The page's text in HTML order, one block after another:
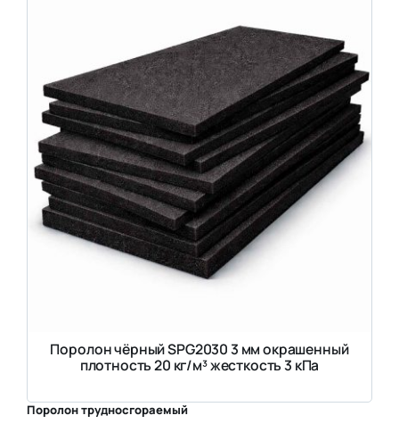
Поролон чёрный SPG2030 3 мм окрашенный
плотность 20 кг/м³ жесткость 3 кПа
Поролон трудносгораемый